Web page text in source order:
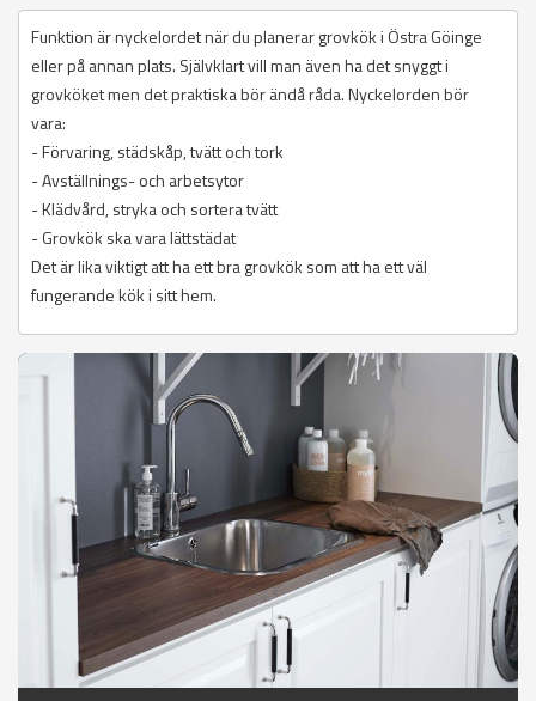
Funktion är nyckelordet när du planerar grovkök i Östra Göinge
eller på annan plats. Självklart vill man även ha det snyggt i
grovköket men det praktiska bör ändå råda. Nyckelorden bör
vara:
- Förvaring, städskåp, tvätt och tork
- Avställnings- och arbetsytor
- Klädvård, stryka och sortera tvätt
- Grovkök ska vara lättstädat
Det är lika viktigt att ha ett bra grovkök som att ha ett väl
fungerande kök i sitt hem.